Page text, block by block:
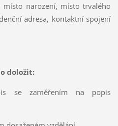
místo narození, místo trvalého
adresa, kontaktní spojení
doložit:
se zaměřením na popis